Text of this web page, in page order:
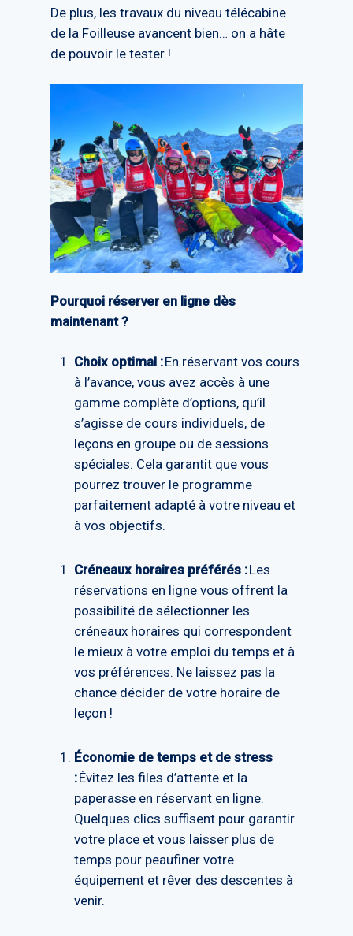
De plus, les travaux du niveau télécabine
de la Foilleuse avancent bien… on a hâte
de pouvoir le tester !
Pourquoi réserver en ligne dès
maintenant ?
Choix optimal :En réservant vos cours
à l’avance, vous avez accès à une
gamme complète d’options, qu’il
s’agisse de cours individuels, de
leçons en groupe ou de sessions
spéciales. Cela garantit que vous
pourrez trouver le programme
parfaitement adapté à votre niveau et
à vos objectifs.
Créneaux horaires préférés :Les
réservations en ligne vous offrent la
possibilité de sélectionner les
créneaux horaires qui correspondent
le mieux à votre emploi du temps et à
vos préférences. Ne laissez pas la
chance décider de votre horaire de
leçon !
Économie de temps et de stress
:Évitez les files d’attente et la
paperasse en réservant en ligne.
Quelques clics suffisent pour garantir
votre place et vous laisser plus de
temps pour peaufiner votre
équipement et rêver des descentes à
venir.